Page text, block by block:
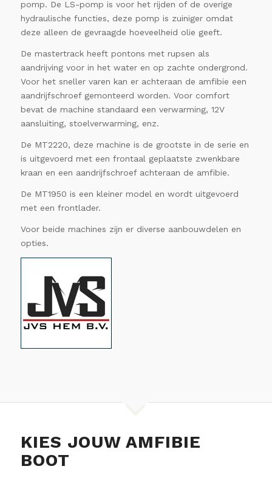
pomp. De LS-pomp is voor het rijden of de overige
hydraulische functies, deze pomp is zuiniger omdat
deze alleen de gevraagde hoeveelheid olie geeft.
De mastertrack heeft pontons met rupsen als
aandrijving voor in het water en op zachte ondergrond.
Voor het sneller varen kan er achteraan de amfibie een
aandrijfschroef gemonteerd worden. Voor comfort
bevat de machine standaard een verwarming, 12V
aansluiting, stoelverwarming, enz.
De MT2220, deze machine is de grootste in de serie en
is uitgevoerd met een frontaal geplaatste zwenkbare
kraan en een aandrijfschroef achteraan de amfibie.
De MT1950 is een kleiner model en wordt uitgevoerd
met een frontlader.
Voor beide machines zijn er diverse aanbouwdelen en
opties.
KIES JOUW AMFIBIE
BOOT